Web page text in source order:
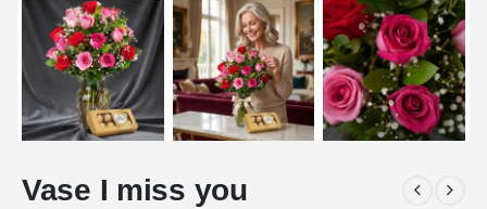
Vase I miss you